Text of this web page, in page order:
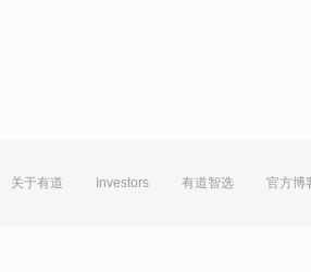
关于有道 Investors 有道智选 官方博